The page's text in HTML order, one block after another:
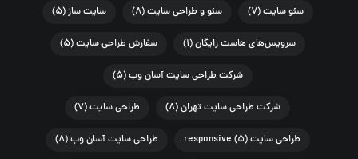
سئو سایت(۷) سئو و طراحی سایت(۸) سایت ساز(۵)
سرویس‌های هاست رایگان(۱) سفارش طراحی سایت(۵)
شرکت طراحی سایت آسان وب(۵)
شرکت طراحی سایت تهران(۸) طراحی سایت(۷)
طراحی سایت responsive(۵) طراحی سایت آسان وب(۸)